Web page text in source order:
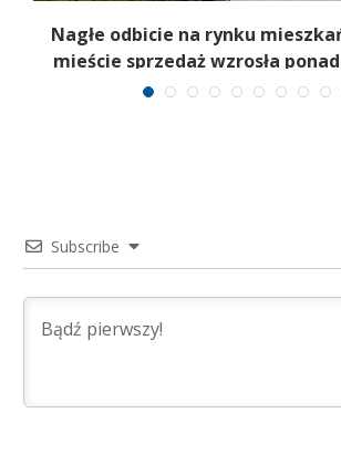
Nagłe odbicie na rynku
mieście sprzedaż wzrosła
Subscribe